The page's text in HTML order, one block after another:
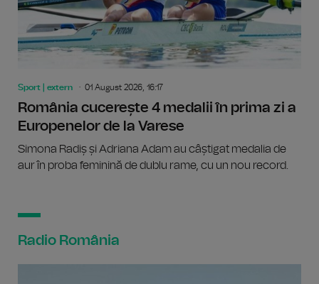
Sport | extern 01 August 2026, 16:17
România cucerește 4 medalii în prima zi a
Europenelor de la Varese
Simona Radiș și Adriana Adam au câștigat medalia de
aur în proba feminină de dublu rame, cu un nou record.
Radio România